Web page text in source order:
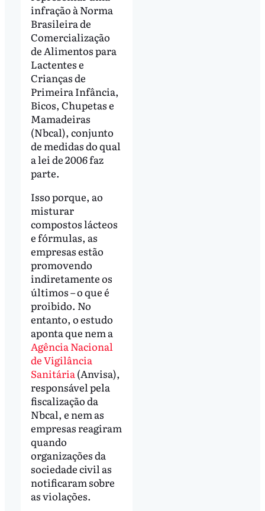
infração à Norma
Brasileira de
Comercialização
de Alimentos para
Lactentes e
Crianças de
Primeira Infância,
Bicos, Chupetas e
Mamadeiras
(Nbcal), conjunto
de medidas do qual
a lei de 2006 faz
parte.
Isso porque, ao
misturar
compostos lácteos
e fórmulas, as
empresas estão
promovendo
indiretamente os
últimos – o que é
proibido. No
entanto, o estudo
aponta que nem a
Agência Nacional
de Vigilância
Sanitária (Anvisa),
responsável pela
fiscalização da
Nbcal, e nem as
empresas reagiram
quando
organizações da
sociedade civil as
notificaram sobre
as violações.